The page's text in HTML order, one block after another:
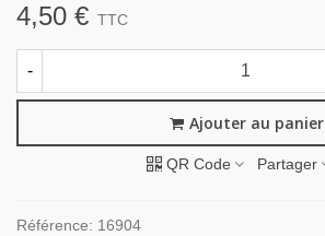
4,50 € TTC
-
Ajouter au panier
QR Code Partager
Référence: 16904